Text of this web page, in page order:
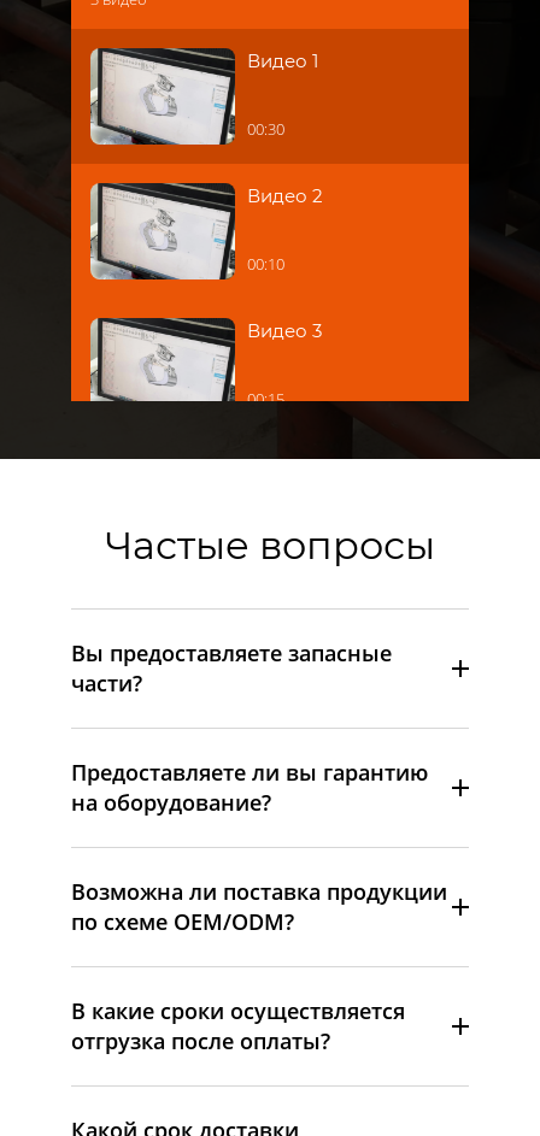
Видео 1
00:30
Видео 2
00:10
Видео 3
00:15
Частые вопросы
Вы предоставляете запасные
части?
Предоставляете ли вы гарантию
на оборудование?
Возможна ли поставка продукции
по схеме OEM/ODM?
В какие сроки осуществляется
отгрузка после оплаты?
Какой срок доставки